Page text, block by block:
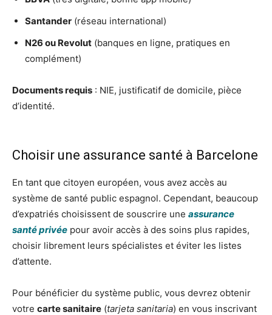
Santander (réseau international)
N26 ou Revolut (banques en ligne, pratiques en
complément)
Documents requis : NIE, justificatif de domicile, pièce
d’identité.
Choisir une assurance santé à Barcelone
En tant que citoyen européen, vous avez accès au
système de santé public espagnol. Cependant, beaucoup
d’expatriés choisissent de souscrire une assurance
santé privée pour avoir accès à des soins plus rapides,
choisir librement leurs spécialistes et éviter les listes
d’attente.
Pour bénéficier du système public, vous devrez obtenir
votre carte sanitaire (tarjeta sanitaria) en vous inscrivant